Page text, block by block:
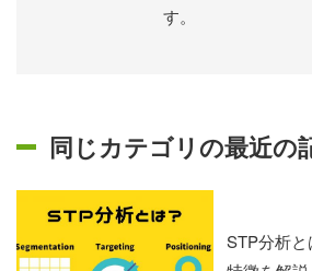
す。
同じカテゴリの最近の
STP分析